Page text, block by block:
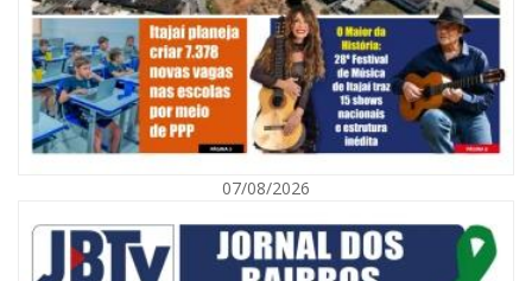
Município de Itajaí entrega títulos de propriedade a famílias da Itaipava
pelo Programa Lar Legal
07/08/2026